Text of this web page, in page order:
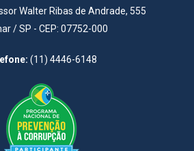
Walter Ribas de Andrade, 555
/ SP - CEP: 07752-000
(11) 4446-6148